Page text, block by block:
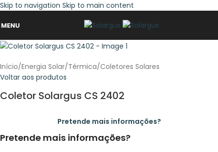
Skip to navigation Skip to main content
MENU
Início/Energia Solar/Térmica/Coletores Solares
Voltar aos produtos
Coletor Solargus CS 2402
Pretende mais informações?
Pretende mais informações?